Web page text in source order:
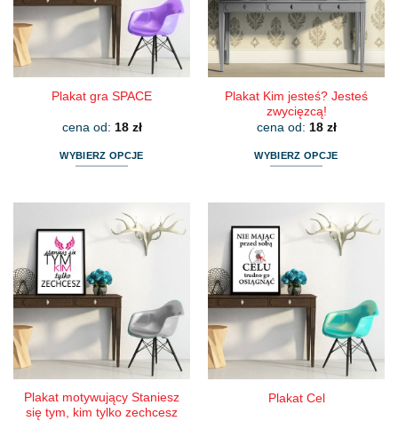
wybrać
na
stronie
produktu
wybrać
na
stronie
produktu
Plakat gra SPACE
cena od: 18 zł
WYBIERZ OPCJE
wiele
wariantów.
Opcje
można
wybrać
na
stronie
produktu
Plakat Kim jesteś? Jesteś
zwycięzcą!
cena od: 18 zł
WYBIERZ OPCJE
wiele
wariantów.
Opcje
można
wybrać
na
stronie
produktu
Plakat motywujący Staniesz
się tym, kim tylko zechcesz
Plakat Cel